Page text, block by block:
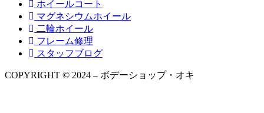
ホイールコート
マグネシウムホイール
二輪ホイール
フレーム修理
スタッフブログ
COPYRIGHT © 2024 – ボデーショップ・オキ